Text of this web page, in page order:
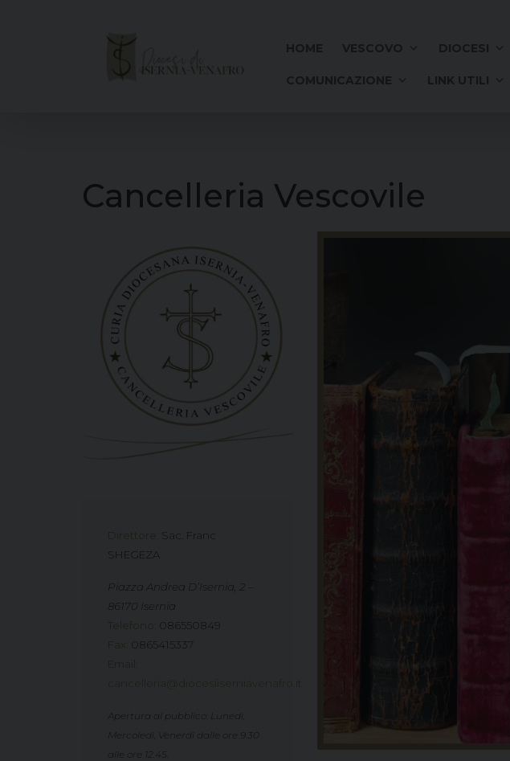
Cancelleria Vescovile
Sac. Franc
SHEGEZA
Piazza Andrea D’Isernia, 2 –
86170 Isernia
086550849
0865415337
cancelleria@diocesiiserniavenafro.it
Apertura al pubblico: Lunedì,
Mercoledì, Venerdì dalle ore 9.30
alle ore 12.45.